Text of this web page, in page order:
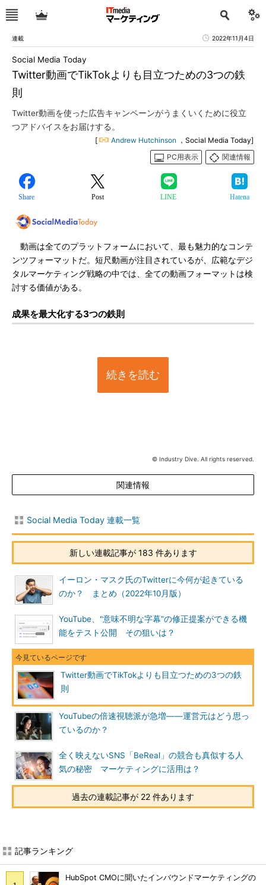
連載 2022年11月4日
Twitter動画でTikTokよりも目立つための3つの鉄
則
Social Media Today
Twitter動画を使った広告キャンペーンがうまくいくために役立
つアドバイスをお届けする。
[ Andrew Hutchinson ，Social Media Today]
PC用表示
関連情報
Share Post LINE Hatena
動画は全てのプラットフォームにおいて、最も魅力的なコンテ
ンツフォーマットだ。短尺動画が注目されているが、広範なデジ
タルマーケティング戦略の中では、全ての動画フォーマットは検
討する価値がある。
成果を最大化する3つの鉄則
続きを読む
© Industry Dive. All rights reserved.
関連情報
Social Media Today 連載一覧
新しい連載記事が 183 件あります
イーロン・マスク氏のTwitterに今何が起きている
のか？ まとめ（2022年10月版）
YouTube、"意味不明な字幕”の修正提案ができる機
能をテスト公開 その狙いは？
Twitter動画でTikTokよりも目立つための3つの鉄
則
YouTubeの倍速視聴派が急増――運営元はどう思っ
ているのか？
全く映えないSNS「BeReal」の競合も真似する人
気の秘密 マーケティングに活用は？
過去の連載記事が 22 件あります
記事ランキング
HubSpot CMOに聞いたインバウンドマーケティングの